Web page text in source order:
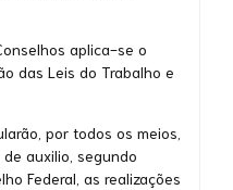
aplica-se o
das Leis do Trabalho e
por todos os meios,
auxilio, segundo
Federal, as realizações